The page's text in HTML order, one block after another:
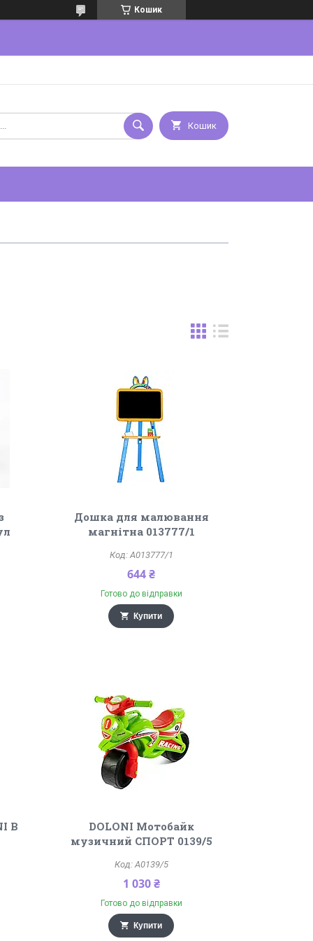
Кошик
Кошик
Дошка для малювання
магнітна 013777/1
A013777/1
644 ₴
Готово до відправки
Купити
В
DOLONI Мотобайк
музичний СПОРТ 0139/5
A0139/5
1 030 ₴
Готово до відправки
Купити